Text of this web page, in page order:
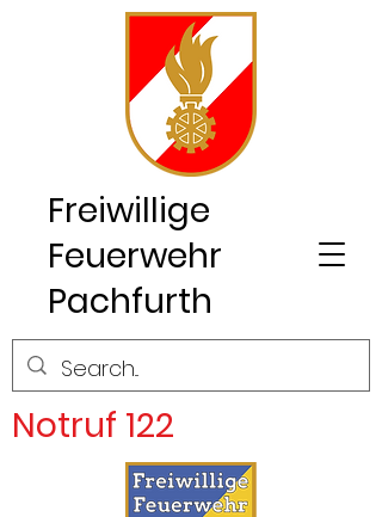
Freiwillige
Feuerwehr
Pachfurth
Notruf 122